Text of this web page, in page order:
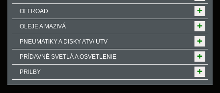
OFFROAD
OLEJE A MAZIVÁ
PNEUMATIKY A DISKY ATV/ UTV
PRÍDAVNÉ SVETLÁ A OSVETLENIE
PRILBY